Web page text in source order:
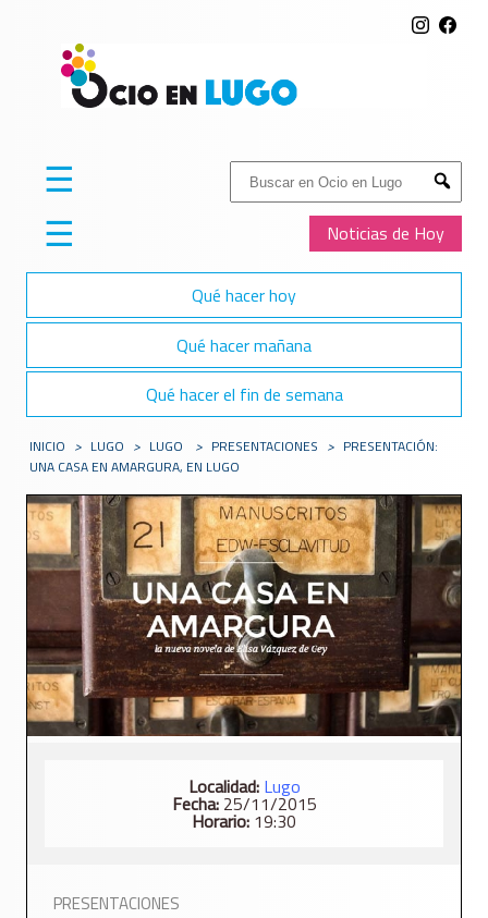
Buscar:
Submit
Noticias de Hoy
☰
☰
Qué hacer hoy
Qué hacer mañana
Qué hacer el fin de semana
INICIO > LUGO > LUGO > PRESENTACIONES > PRESENTACIÓN:
UNA CASA EN AMARGURA, EN LUGO
Localidad: Lugo
Fecha:25/11/2015
Horario: 19:30
PRESENTACIONES